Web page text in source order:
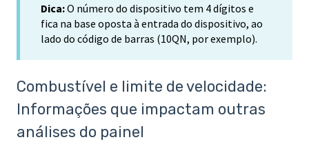
Dica:O número do dispositivo tem 4 dígitos e
fica na base oposta à entrada do dispositivo, ao
lado do código de barras (10QN, por exemplo).
Combustível e limite de velocidade:
Informações que impactam outras
análises do painel